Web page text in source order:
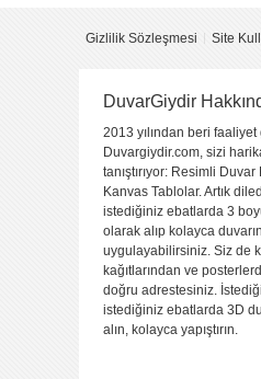
Yorumu Gönder
Gizlilik Sözleşmesi Site
DuvarGiydir
2013 yılından beri faaliyet
Duvargiydir.com, sizi
tanıştırıyor: Resimli
Kanvas Tablolar. Artık
istediğiniz ebatlarda 3
olarak alıp kolayca
uygulayabilirsiniz. Siz de
kağıtlarından ve
doğru adrestesiniz.
istediğiniz ebatlarda 3D
alın, kolayca yapıştırın.